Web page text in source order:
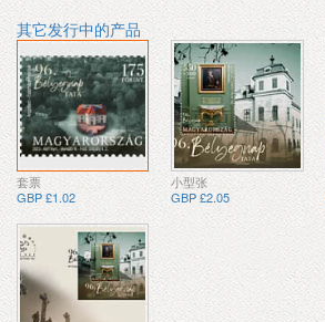
其它发行中的产品
套票
GBP £1.02
小型张
GBP £2.05